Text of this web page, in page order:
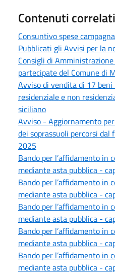
Contenuti correlati
Consuntivo spese
Pubblicati gli Avvisi per la
Consigli di
partecipate del Comune di
Avviso di vendita di 17
residenziale e non
siciliano
Avviso - Aggiornamento
dei soprassuoli percorsi
2025
Bando per l’affidamento in
mediante asta pubblica -
Bando per l’affidamento in
mediante asta pubblica -
Bando per l’affidamento in
mediante asta pubblica -
Bando per l’affidamento in
mediante asta pubblica -
Bando per l’affidamento in
mediante asta pubblica -